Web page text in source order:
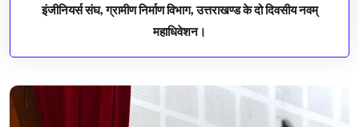
इंजीनियर्स संघ, ग्रामीण निर्माण विभाग, उत्तराखण्ड के दो दिवसीय नवम्
महाधिवेशन।